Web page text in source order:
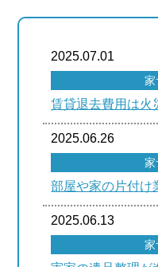
2025.07.01
家
賃貸退去費用は火
2025.06.26
家
部屋や家の片付け
2025.06.13
家